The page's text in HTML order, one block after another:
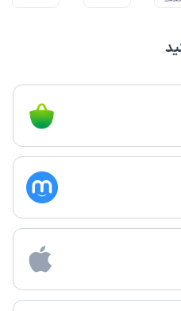
جلسه ای رفتم پیش شون و
هستن تو کارشون.
کاربر آزاد
1403/10/29
)
یک مشکلی احساس عذاب